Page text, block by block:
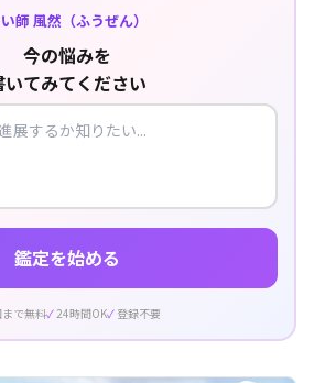
師 風然（ふうぜん）
今の悩みを
いてみてください
鑑定を始める
で無料 24時間OK 登録不要